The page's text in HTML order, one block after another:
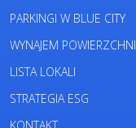
PARKINGI W BLUE CITY
WYNAJEM POWIERZCHNI
LISTA LOKALI
STRATEGIA ESG